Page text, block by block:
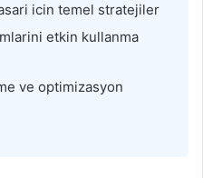
icin temel stratejiler
etkin kullanma
ve optimizasyon